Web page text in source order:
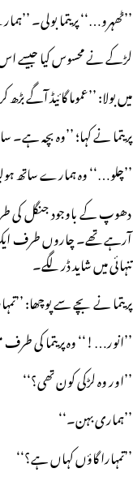
’’ٹھہرو…‘‘ پریتما بولی۔
لڑکے نے محسوس کیا جیسے
میں بولا: ’’عموما گائیڈ آگے
پریتما نے کہا؛ ’’وہ بچہ ہے۔
’’چلو…‘‘ وہ ہمارے ساتھ
دھوپ کے باوجود جنگل کی
آرہے تھے۔ چاروں طرف ایک
تنہائی میں شاید ڈر لگے۔
پریتما نے بچے سے پوچھا:
’’انور…!‘‘ وہ پریتما کی
’’اور وہ لڑکی کون تھی؟‘‘
’’ہماری بہن۔‘‘
’’تمہارا گاؤں کہاں ہے؟‘‘